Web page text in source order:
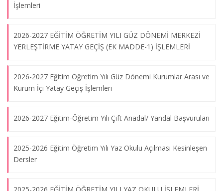
İşlemleri
2026-2027 EĞİTİM ÖĞRETİM YILI GÜZ DÖNEMİ MERKEZİ
YERLEŞTİRME YATAY GEÇİŞ (EK MADDE-1) İŞLEMLERİ
2026-2027 Eğitim Öğretim Yılı Güz Dönemi Kurumlar Arası ve
Kurum İçi Yatay Geçiş İşlemleri
2026-2027 Eğitim-Öğretim Yılı Çift Anadal/ Yandal Başvuruları
2025-2026 Eğitim Öğretim Yılı Yaz Okulu Açılması Kesinleşen
Dersler